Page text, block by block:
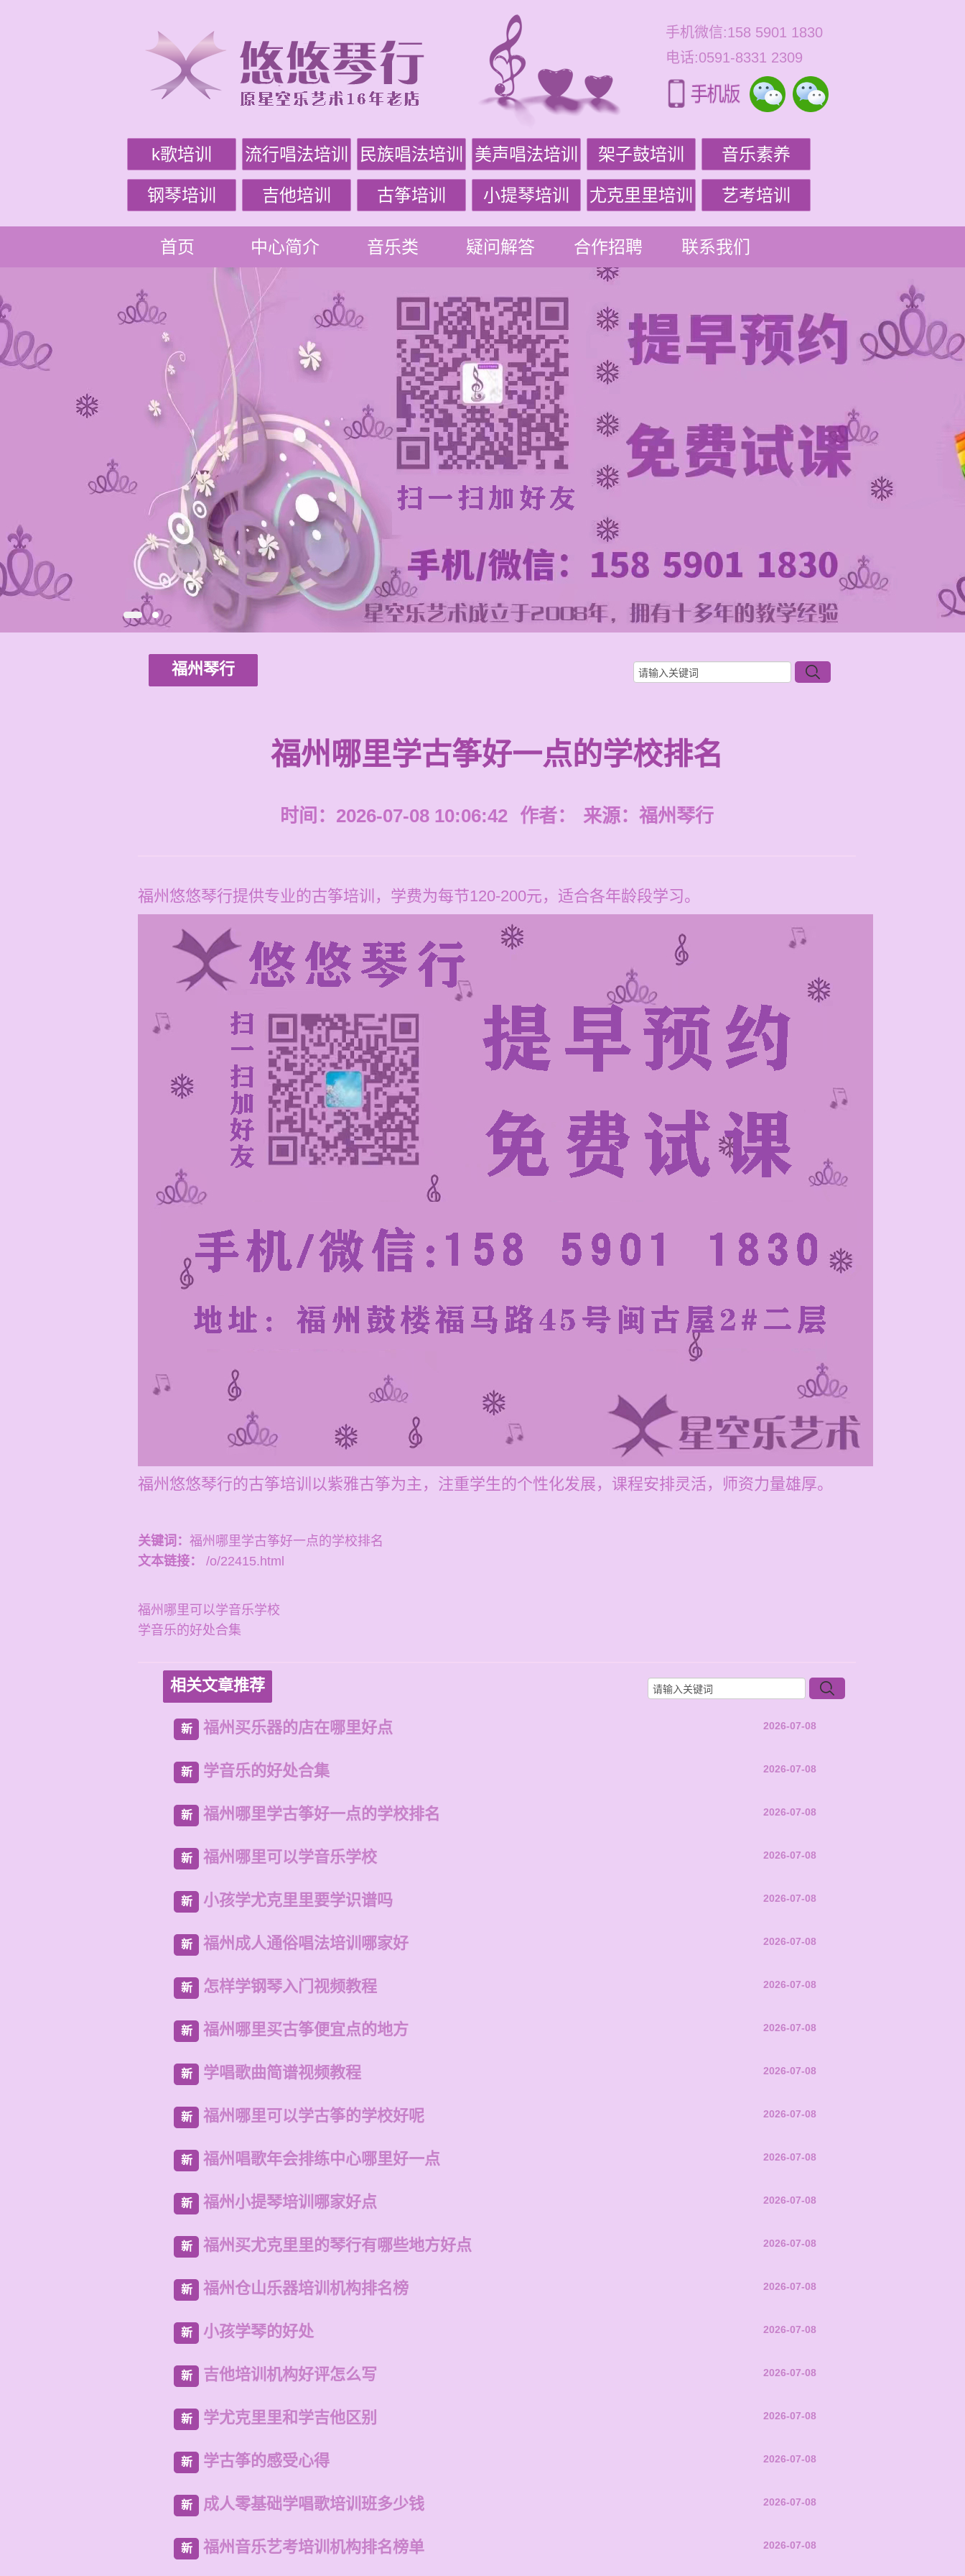
手机微信:158 5901 1830
电话:0591-8331 2309
k歌培训 流行唱法培训 民族唱法培训 美声唱法培训 架子鼓培训 音乐素养
钢琴培训 吉他培训 古筝培训 小提琴培训 尤克里里培训 艺考培训
首页 中心简介 音乐类 疑问解答 合作招聘 联系我们
福州琴行
福州哪里学古筝好一点的学校排名
时间：2026-07-08 10:06:42 作者： 来源： 福州琴行
福州悠悠琴行提供专业的古筝培训，学费为每节120-200元，适合各年龄段学习。
福州悠悠琴行的古筝培训以紫雅古筝为主，注重学生的个性化发展，课程安排灵活，师资力量雄厚。
关键词： 福州哪里学古筝好一点的学校排名
文本链接：
/o/22415.html
福州哪里可以学音乐学校
学音乐的好处合集
相关文章推荐
新 福州买乐器的店在哪里好点 2026-07-08
新 学音乐的好处合集 2026-07-08
新 福州哪里学古筝好一点的学校排名 2026-07-08
新 福州哪里可以学音乐学校 2026-07-08
新 小孩学尤克里里要学识谱吗 2026-07-08
新 福州成人通俗唱法培训哪家好 2026-07-08
新 怎样学钢琴入门视频教程 2026-07-08
新 福州哪里买古筝便宜点的地方 2026-07-08
新 学唱歌曲简谱视频教程 2026-07-08
新 福州哪里可以学古筝的学校好呢 2026-07-08
新 福州唱歌年会排练中心哪里好一点 2026-07-08
新 福州小提琴培训哪家好点 2026-07-08
新 福州买尤克里里的琴行有哪些地方好点 2026-07-08
新 福州仓山乐器培训机构排名榜 2026-07-08
新 小孩学琴的好处 2026-07-08
新 吉他培训机构好评怎么写 2026-07-08
新 学尤克里里和学吉他区别 2026-07-08
新 学古筝的感受心得 2026-07-08
新 成人零基础学唱歌培训班多少钱 2026-07-08
新 福州音乐艺考培训机构排名榜单 2026-07-08